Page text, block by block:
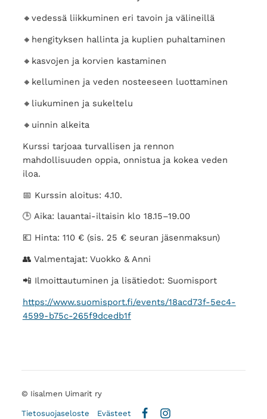
🔸vedessä liikkuminen eri tavoin ja välineillä
🔸hengityksen hallinta ja kuplien puhaltaminen
🔸kasvojen ja korvien kastaminen
🔸kelluminen ja veden nosteeseen luottaminen
🔸liukuminen ja sukeltelu
🔸uinnin alkeita
Kurssi tarjoaa turvallisen ja rennon
mahdollisuuden oppia, onnistua ja kokea veden
iloa.
📅 Kurssin aloitus: 4.10.
🕒 Aika: lauantai-iltaisin klo 18.15–19.00
💶 Hinta: 110 € (sis. 25 € seuran jäsenmaksun)
👥 Valmentajat: Vuokko & Anni
📲 Ilmoittautuminen ja lisätiedot: Suomisport
https://www.suomisport.fi/events/18acd73f-5ec4-
4599-b75c-265f9dcedb1f
© Iisalmen Uimarit ry
Tietosuojaseloste
Evästeet